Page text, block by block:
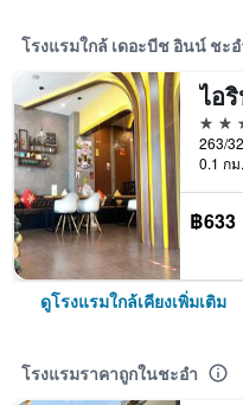
โรงแรมใกล้ เดอะบีช อินน์ ชะ
3 ดาว
0.1 กม
฿633
ดูโรงแรมใกล้เคียงเพิ่มเติม
โรงแรมราคาถูกในชะอำ